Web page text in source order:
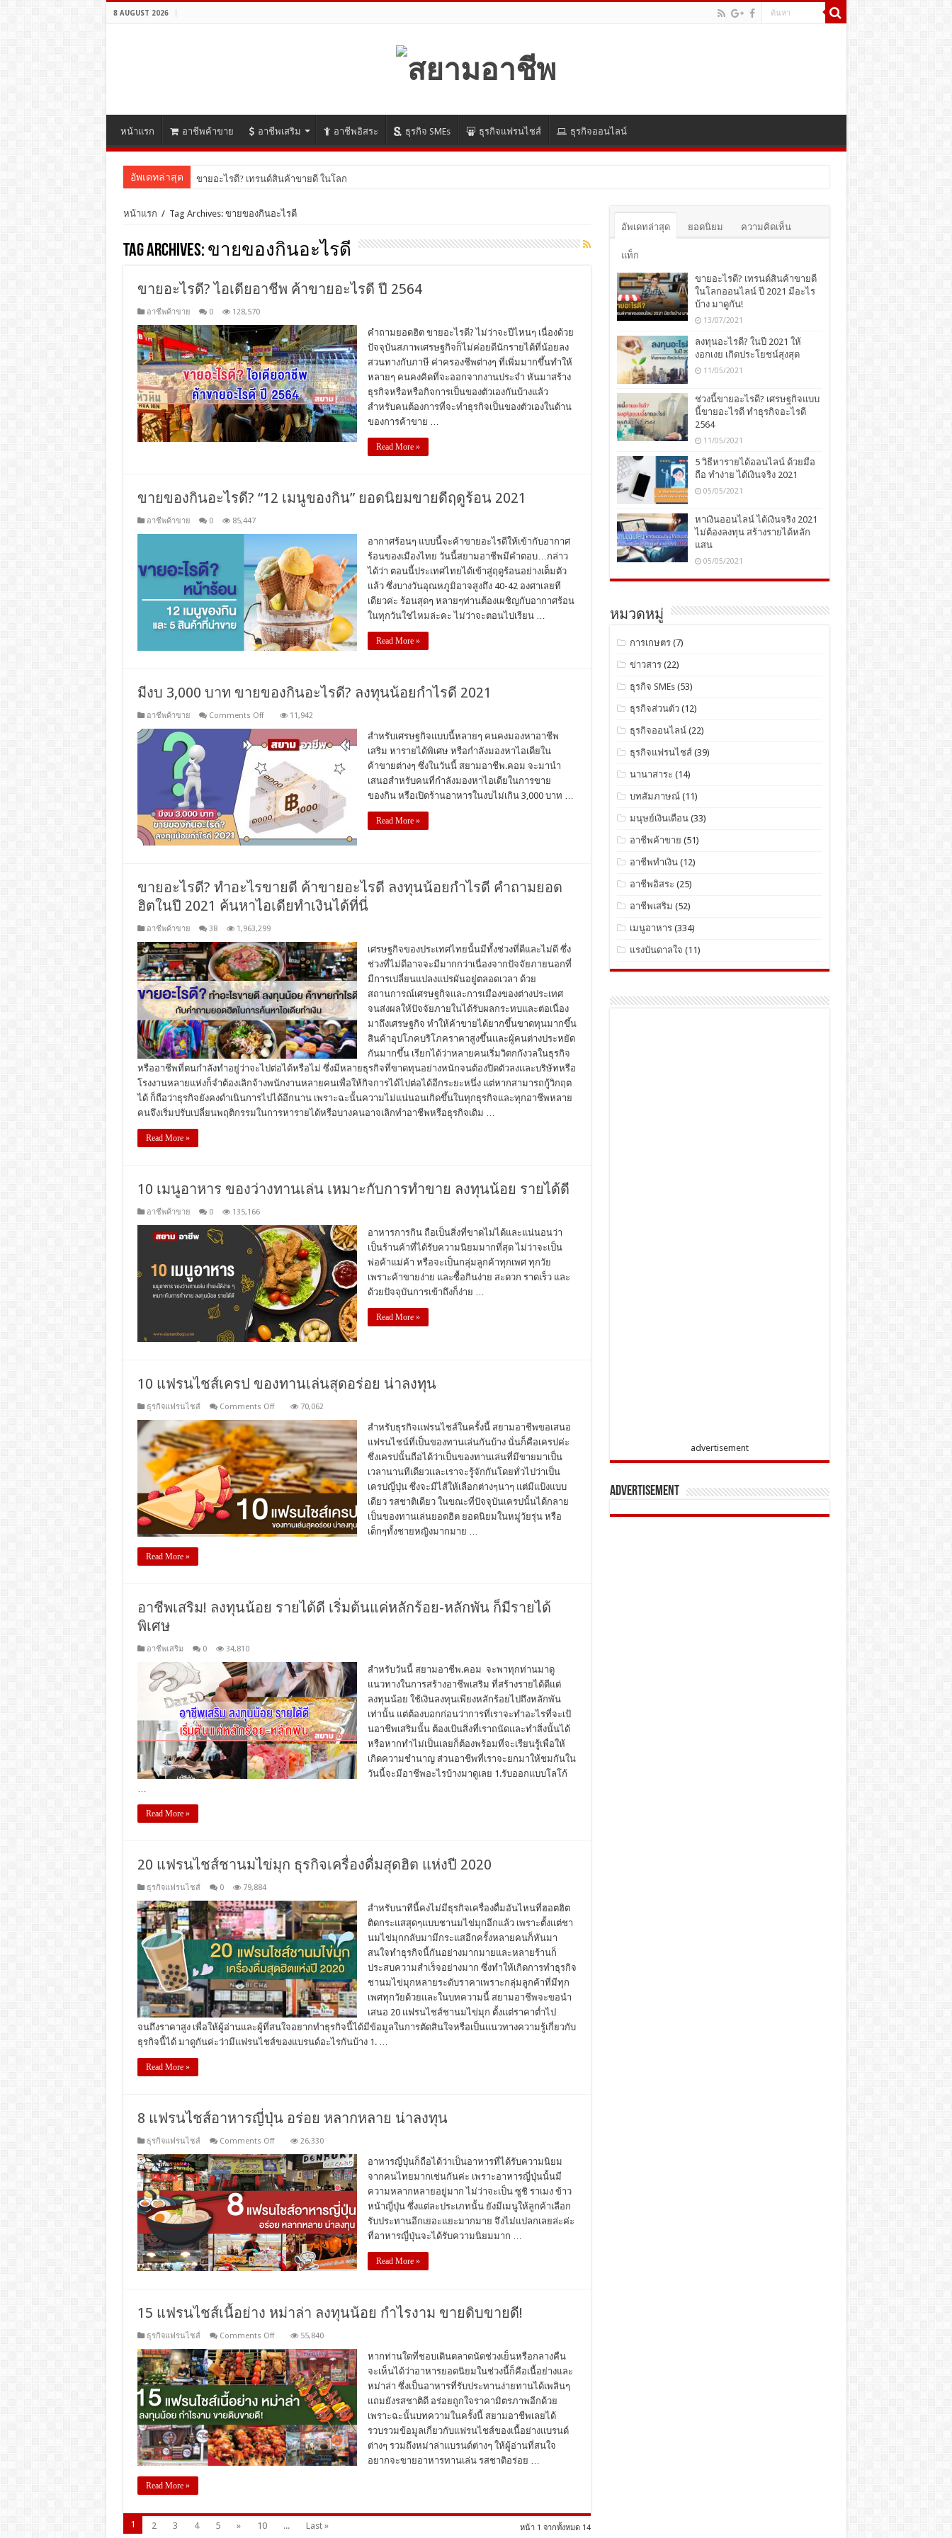
8 AUGUST 2026
หน้าแรก อาชีพค้าขาย อาชีพเสริม อาชีพอิสระ ธุรกิจ SMEs ธุรกิจแฟรนไชส์ ธุรกิจออนไลน์
อัพเดทล่าสุด ขายอะไรดี? เทรนด์สินค้าขายดี ในโลกออนไลน์ ปี 2021 มีอะไรบ้าง มาดูกัน!
หน้าแรก / Tag Archives: ขายของกินอะไรดี
Tag Archives: ขายของกินอะไรดี
ขายอะไรดี? ไอเดียอาชีพ ค้าขายอะไรดี ปี 2564
อาชีพค้าขาย 0 128,570
คำถามยอดฮิต ขายอะไรดี? ไม่ว่าจะปีไหนๆ เนื่องด้วย
ปัจจุบันสภาพเศรษฐกิจก็ไม่ค่อยดีนักรายได้ที่น้อยลง
สวนทางกับภาษี ค่าครองชีพต่างๆ ที่เพิ่มมากขึ้นทำให้
หลายๆ คนคงคิดที่จะออกจากงานประจำ หันมาสร้าง
ธุรกิจหรือหรือกิจการเป็นของตัวเองกันบ้างแล้ว
สำหรับคนต้องการที่จะทำธุรกิจเป็นของตัวเองในด้าน
ของการค้าขาย …
Read More »
ขายของกินอะไรดี? “12 เมนูของกิน” ยอดนิยมขายดีฤดูร้อน 2021
อาชีพค้าขาย 0 85,447
อากาศร้อนๆ แบบนี้จะค้าขายอะไรดีให้เข้ากับอากาศ
ร้อนของเมืองไทย วันนี้สยามอาชีพมีคำตอบ…กล่าว
ได้ว่า ตอนนี้ประเทศไทยได้เข้าสู่ฤดูร้อนอย่างเต็มตัว
แล้ว ซึ่งบางวันอุณหภูมิอาจสูงถึง 40-42 องศาเลยที
เดียวค่ะ ร้อนสุดๆ หลายๆท่านต้องเผชิญกับอากาศร้อน
ในทุกวันใช่ไหมล่ะคะ ไม่ว่าจะตอนไปเรียน …
Read More »
มีงบ 3,000 บาท ขายของกินอะไรดี? ลงทุนน้อยกำไรดี 2021
อาชีพค้าขาย Comments Offon
3,000
บาท
ของกิน
อะไร
ดี?
ลงทุน
น้อย
กำไร
11,942
สำหรับเศรษฐกิจแบบนี้หลายๆ คนคงมองหาอาชีพ
เสริม หารายได้พิเศษ หรือกำลังมองหาไอเดียใน
ค้าขายต่างๆ ซึ่งในวันนี้ สยามอาชีพ.คอม จะมานำ
เสนอสำหรับคนที่กำลังมองหาไอเดียในการขาย
ของกิน หรือเปิดร้านอาหารในงบไม่เกิน 3,000 บาท …
Read More »
ขายอะไรดี? ทำอะไรขายดี ค้าขายอะไรดี ลงทุนน้อยกำไรดี คำถามยอด
ฮิตในปี 2021 ค้นหาไอเดียทำเงินได้ที่นี่
อาชีพค้าขาย 38 1,963,299
เศรษฐกิจของประเทศไทยนั้นมีทั้งช่วงที่ดีและไม่ดี ซึ่ง
ช่วงที่ไม่ดีอาจจะมีมากกว่าเนื่องจากปัจจัยภายนอกที่
มีการเปลี่ยนแปลงแปรผันอยู่ตลอดเวลา ด้วย
สถานการณ์เศรษฐกิจและการเมืองของต่างประเทศ
จนส่งผลให้ปัจจัยภายในได้รับผลกระทบและต่อเนื่อง
มาถึงเศรษฐกิจ ทำให้ค้าขายได้ยากขึ้นขาดทุนมากขึ้น
สินค้าอุปโภคบริโภคราคาสูงขึ้นและผู้คนต่างประหยัด
กันมากขึ้น เรียกได้ว่าหลายคนเริ่มวิตกกังวลในธุรกิจ
หรืออาชีพที่ตนกำลังทำอยู่ว่าจะไปต่อได้หรือไม่ ซึ่งมีหลายธุรกิจที่ขาดทุนอย่างหนักจนต้องปิดตัวลงและบริษัทหรือ
โรงงานหลายแห่งก็จำต้องเลิกจ้างพนักงานหลายคนเพื่อให้กิจการได้ไปต่อได้อีกระยะหนึ่ง แต่หากสามารถกู้วิกฤต
ได้ ก็ถือว่าธุรกิจยังคงดำเนินการไปได้อีกนาน เพราะฉะนั้นความไม่แน่นอนเกิดขึ้นในทุกธุรกิจและทุกอาชีพหลาย
คนจึงเริ่มปรับเปลี่ยนพฤติกรรมในการหารายได้หรือบางคนอาจเลิกทำอาชีพหรือธุรกิจเดิม …
Read More »
10 เมนูอาหาร ของว่างทานเล่น เหมาะกับการทำขาย ลงทุนน้อย รายได้ดี
อาชีพค้าขาย 0 135,166
อาหารการกิน ถือเป็นสิ่งที่ขาดไม่ได้และแน่นอนว่า
เป็นร้านค้าที่ได้รับความนิยมมากที่สุด ไม่ว่าจะเป็น
พ่อค้าแม่ค้า หรือจะเป็นกลุ่มลูกค้าทุกเพศ ทุกวัย
เพราะค้าขายง่าย และซื้อกินง่าย สะดวก ราดเร็ว และ
ด้วยปัจจุบันการเข้าถึงก็ง่าย …
Read More »
10 แฟรนไชส์เครป ของทานเล่นสุดอร่อย น่าลงทุน
ธุรกิจแฟรนไชส์ Comments Offon
รน
ไชส์เครป
ของ
ทาน
เล่น
อร่อย
น่า
70,062
สำหรับธุรกิจแฟรนไชส์ในครั้งนี้ สยามอาชีพขอเสนอ
แฟรนไชน์ที่เป็นของทานเล่นกันบ้าง นั่นก็คือเครปค่ะ
ซึ่งเครปนั้นถือได้ว่าเป็นของทานเล่นที่มีขายมาเป็น
เวลานานทีเดียวและเราจะรู้จักกันโดยทั่วไปว่าเป็น
เครปญี่ปุ่น ซึ่งจะมีไส้ให้เลือกต่างๆนาๆ แต่มีแป้งแบบ
เดียว รสชาติเดียว ในขณะที่ปัจจุบันเครปนั้นได้กลาย
เป็นของทานเล่นยอดฮิต ยอดนิยมในหมู่วัยรุ่น หรือ
เด็กๆทั้งชายหญิงมากมาย …
Read More »
อาชีพเสริม! ลงทุนน้อย รายได้ดี เริ่มต้นแค่หลักร้อย-หลักพัน ก็มีรายได้
พิเศษ
อาชีพเสริม 0 34,810
สำหรับวันนี้ สยามอาชีพ.คอม จะพาทุกท่านมาดู
แนวทางในการสร้างอาชีพเสริม ที่สร้างรายได้ดีแต่
ลงทุนน้อย ใช้เงินลงทุนเพียงหลักร้อยไปถึงหลักพัน
เท่านั้น แต่ต้องบอกก่อนว่าการที่เราจะทำอะไรที่จะเป้
นอาชีพเสริมนั้น ต้องเป้นสิ่งที่เราถนัดและทำสิ่งนั้นได้
หรือหากทำไม่เป็นเลยก็ต้องพร้อมที่จะเรียนรู้เพื่อให้
เกิดความชำนาญ ส่วนอาชีพที่เราจะยกมาให้ชมกันใน
วันนี้จะมีอาชีพอะไรบ้างมาดูเลย 1.รับออกแบบโลโก้
…
Read More »
20 แฟรนไชส์ชานมไข่มุก ธุรกิจเครื่องดื่มสุดฮิต แห่งปี 2020
ธุรกิจแฟรนไชส์ 0 79,884
สำหรับนาทีนี้คงไม่มีธุรกิจเครื่องดื่มอันไหนที่ฮอตฮิต
ติดกระแสสุดๆแบบชานมไข่มุกอีกแล้ว เพราะตั้งแต่ชา
นมไข่มุกกลับมามีกระแสอีกครั้งหลายคนก็หันมา
สนใจทำธุรกิจนี้กันอย่างมากมายและหลายร้านก็
ประสบความสำเร็จอย่างมาก ซึ่งทำให้เกิดการทำธุรกิจ
ชานมไข่มุกหลายระดับราคาเพราะกลุ่มลูกค้าที่มีทุก
เพศทุกวัยด้วยและในบทความนี้ สยามอาชีพจะขอนำ
เสนอ 20 แฟรนไชส์ชานมไข่มุก ตั้งแต่ราคาต่ำไป
จนถึงราคาสูง เพื่อให้ผู้อ่านและผู้ที่สนใจอยากทำธุรกิจนี้ได้มีข้อมูลในการตัดสินใจหรือเป็นแนวทางความรู้เกี่ยวกับ
ธุรกิจนี้ได้ มาดูกันค่ะว่ามีแฟรนไชส์ของแบรนด์อะไรกันบ้าง 1. …
Read More »
8 แฟรนไชส์อาหารญี่ปุ่น อร่อย หลากหลาย น่าลงทุน
ธุรกิจแฟรนไชส์ Comments Offon
แฟ
รน
ไชส์
ญี่ปุ่น
อร่อย
หลาก
หลาย
น่า
26,330
อาหารญี่ปุ่นก็ถือได้ว่าเป็นอาหารที่ได้รับความนิยม
จากคนไทยมากเช่นกันค่ะ เพราะอาหารญี่ปุ่นนั้นมี
ความหลากหลายอยู่มาก ไม่ว่าจะเป็น ซูชิ ราเมง ข้าว
หน้าญี่ปุ่น ซึ่งแต่ละประเภทนั้น ยังมีเมนูให้ลูกค้าเลือก
รับประทานอีกเยอะแยะมากมาย จึงไม่แปลกเลยล่ะค่ะ
ที่อาหารญี่ปุ่นจะได้รับความนิยมมาก …
Read More »
15 แฟรนไชส์เนื้อย่าง หม่าล่า ลงทุนน้อย กำไรงาม ขายดิบขายดี!
ธุรกิจแฟรนไชส์ Comments Offon
แฟ
รน
ไชส์
เนื้อ
ย่าง
ล่า
ลงทุน
น้อย
55,840
หากท่านใดที่ชอบเดินตลาดนัดช่วงเย็นหรือกลางคืน
จะเห็นได้ว่าอาหารยอดนิยมในช่วงนี้ก็คือเนื้อย่างและ
หม่าล่า ซึ่งเป็นอาหารที่รับประทานง่ายทานได้เพลินๆ
แถมยังรสชาติดี อร่อยถูกใจราคามิตรภาพอีกด้วย
เพราะฉะนั้นบทความในครั้งนี้ สยามอาชีพเลยได้
รวบรวมข้อมูลเกี่ยวกับแฟรนไชส์ของเนื้อย่างแบรนด์
ต่างๆ รวมถึงหม่าล่าแบรนด์ต่างๆ ให้ผู้อ่านที่สนใจ
อยากจะขายอาหารทานเล่น รสชาติอร่อย …
Read More »
หน้า 1 จากทั้งหมด 14
1 2 3 4 5 » 10 ... Last »
อัพเดทล่าสุด ยอดนิยม ความคิดเห็น
แท็ก
ขายอะไรดี? เทรนด์สินค้าขายดี
ในโลกออนไลน์ ปี 2021 มีอะไร
บ้าง มาดูกัน!
13/07/2021
ลงทุนอะไรดี? ในปี 2021 ให้
งอกเงย เกิดประโยชน์สุงสุด
11/05/2021
ช่วงนี้ขายอะไรดี? เศรษฐกิจแบบ
นี้ขายอะไรดี ทำธุรกิจอะไรดี
2564
11/05/2021
5 วิธีหารายได้ออนไลน์ ด้วยมือ
ถือ ทำง่าย ได้เงินจริง 2021
05/05/2021
หาเงินออนไลน์ ได้เงินจริง 2021
ไม่ต้องลงทุน สร้างรายได้หลัก
แสน
05/05/2021
หมวดหมู่
การเกษตร (7)
ข่าวสาร (22)
ธุรกิจ SMEs (53)
ธุรกิจส่วนตัว (12)
ธุรกิจออนไลน์ (22)
ธุรกิจแฟรนไชส์ (39)
นานาสาระ (14)
บทสัมภาษณ์ (11)
มนุษย์เงินเดือน (33)
อาชีพค้าขาย (51)
อาชีพทำเงิน (12)
อาชีพอิสระ (25)
อาชีพเสริม (52)
เมนูอาหาร (334)
แรงบันดาลใจ (11)
advertisement
Advertisement